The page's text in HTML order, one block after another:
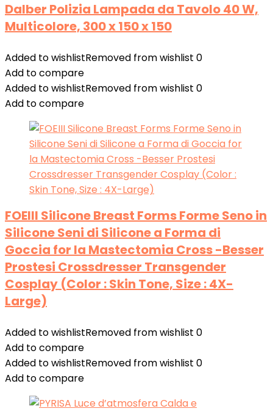
Dalber Polizia Lampada da Tavolo 40 W,
Multicolore, 300 x 150 x 150
Added to wishlistRemoved from wishlist 0
Add to compare
Added to wishlistRemoved from wishlist 0
Add to compare
FOEIII Silicone Breast Forms Forme Seno in
Silicone Seni di Silicone a Forma di
Goccia for la Mastectomia Cross -Besser
Prostesi Crossdresser Transgender
Cosplay (Color : Skin Tone, Size : 4X-
Large)
Added to wishlistRemoved from wishlist 0
Add to compare
Added to wishlistRemoved from wishlist 0
Add to compare